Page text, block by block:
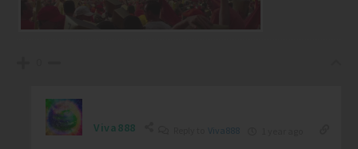
Viva888 Viva888